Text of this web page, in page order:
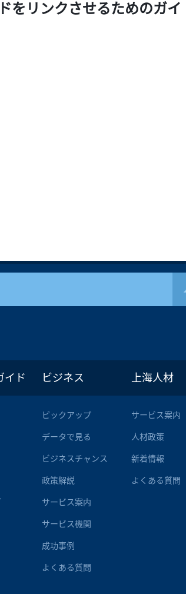
をリンクさせるためのガイ
イド ビジネス
ピックアップ
データで見る
ビジネスチャンス
政策解説
サービス案内
サービス機関
成功事例
よくある質問
上海人材
サービス案内
人材政策
新着情報
よくある質問